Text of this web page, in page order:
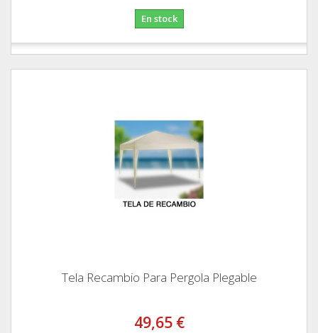
En stock
Tela Recambio Para Pergola Plegable
49,65 €